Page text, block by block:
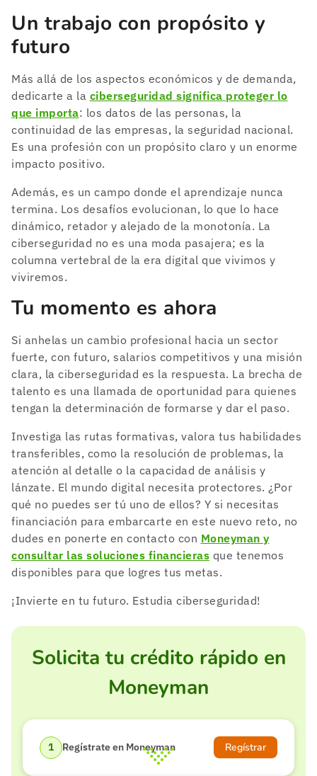
Un trabajo con propósito y
futuro
Más allá de los aspectos económicos y de demanda,
dedicarte a la ciberseguridad significa proteger lo
que importa: los datos de las personas, la
continuidad de las empresas, la seguridad nacional.
Es una profesión con un propósito claro y un enorme
impacto positivo.
Además, es un campo donde el aprendizaje nunca
termina. Los desafíos evolucionan, lo que lo hace
dinámico, retador y alejado de la monotonía. La
ciberseguridad no es una moda pasajera; es la
columna vertebral de la era digital que vivimos y
viviremos.
Tu momento es ahora
Si anhelas un cambio profesional hacia un sector
fuerte, con futuro, salarios competitivos y una misión
clara, la ciberseguridad es la respuesta. La brecha de
talento es una llamada de oportunidad para quienes
tengan la determinación de formarse y dar el paso.
Investiga las rutas formativas, valora tus habilidades
transferibles, como la resolución de problemas, la
atención al detalle o la capacidad de análisis y
lánzate. El mundo digital necesita protectores. ¿Por
qué no puedes ser tú uno de ellos? Y si necesitas
financiación para embarcarte en este nuevo reto, no
dudes en ponerte en contacto con Moneyman y
consultar las soluciones financieras que tenemos
disponibles para que logres tus metas.
¡Invierte en tu futuro. Estudia ciberseguridad!
Solicita tu crédito rápido en
Moneyman
Regístrate en Moneyman Regístrar